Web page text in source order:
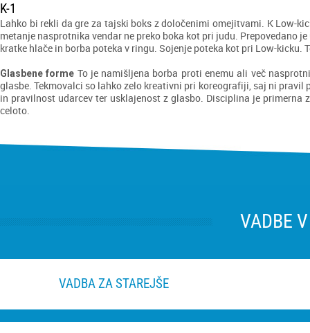
K-1
Lahko bi rekli da gre za tajski boks z določenimi omejitvami. K Low-
metanje nasprotnika vendar ne preko boka kot pri judu. Prepovedano
kratke hlače in borba poteka v ringu. Sojenje poteka kot pri Low-
Glasbene forme To je namišljena borba proti enemu ali več
glasbe. Tekmovalci so lahko zelo kreativni pri koreografiji, saj ni
in pravilnost udarcev ter usklajenost z glasbo. Disciplina je
celoto.
VADBE
VADBA ZA STAREJŠE